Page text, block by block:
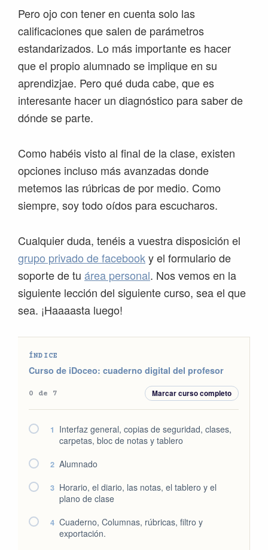
Pero ojo con tener en cuenta solo las
calificaciones que salen de parámetros
estandarizados. Lo más importante es hacer
que el propio alumnado se implique en su
aprendizjae. Pero qué duda cabe, que es
interesante hacer un diagnóstico para saber de
dónde se parte.
Como habéis visto al final de la clase, existen
opciones incluso más avanzadas donde
metemos las rúbricas de por medio. Como
siempre, soy todo oídos para escucharos.
Cualquier duda, tenéis a vuestra disposición el
grupo privado de facebooky el formulario de
soporte de tu área personal. Nos vemos en la
siguiente lección del siguiente curso, sea el que
sea. ¡Haaaasta luego!
ÍNDICE
Curso de iDoceo: cuaderno digital del profesor
0 de 7 Marcar curso completo
1
Interfaz general, copias de seguridad, clases,
carpetas, bloc de notas y tablero
2 Alumnado
3 Horario, el diario, las notas, el tablero y el
plano de clase
4 Cuaderno, Columnas, rúbricas, filtro y
exportación.